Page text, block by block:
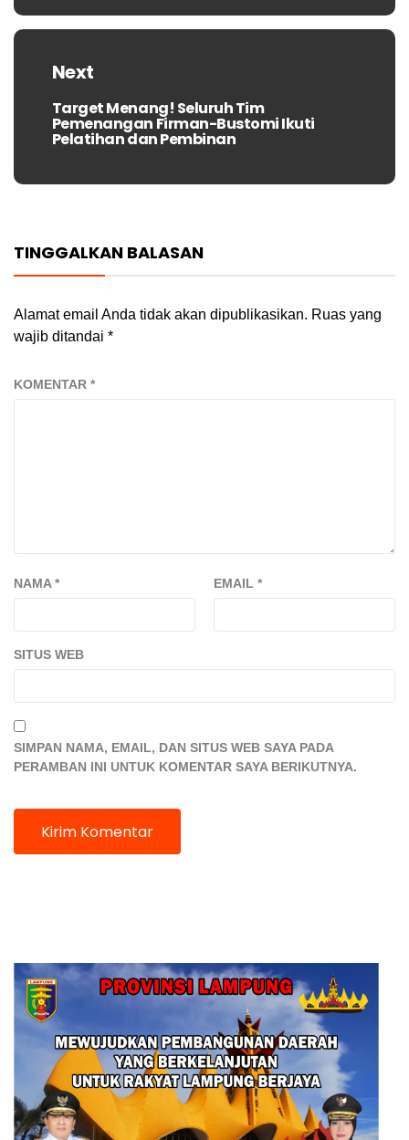
Next
Next
post:
Target Menang! Seluruh Tim
Pemenangan Firman-Bustomi Ikuti
Pelatihan dan Pembinan
TINGGALKAN BALASAN
Alamat email Anda tidak akan dipublikasikan. Ruas yang
wajib ditandai *
KOMENTAR *
NAMA* EMAIL *
SITUS WEB
SIMPAN NAMA, EMAIL, DAN SITUS WEB SAYA PADA
PERAMBAN INI UNTUK KOMENTAR SAYA BERIKUTNYA.